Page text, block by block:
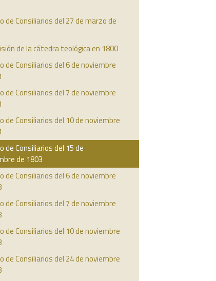
de Consiliarios del 27 de marzo de
de la cátedra teológica en 1800
de Consiliarios del 6 de noviembre
de Consiliarios del 7 de noviembre
de Consiliarios del 10 de noviembre
de Consiliarios del 15 de
de 1803
de Consiliarios del 6 de noviembre
de Consiliarios del 7 de noviembre
de Consiliarios del 10 de noviembre
de Consiliarios del 24 de noviembre